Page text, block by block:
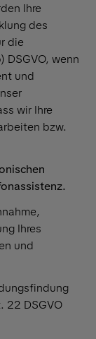
Ihre
des
die
wenn
und
wir Ihre
bzw.
Ihres
und
22 DSGVO